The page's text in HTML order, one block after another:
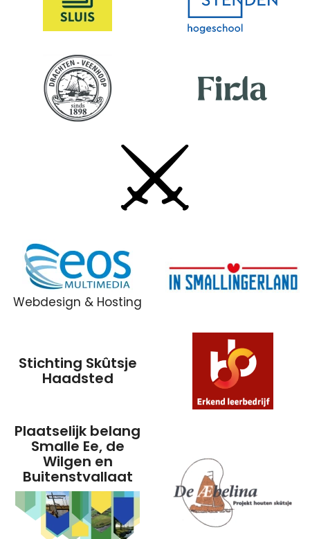
Webdesign & Hosting
Stichting Skûtsje
Haadsted
Plaatselijk belang
Smalle Ee, de
Wilgen en
Buitenstvallaat